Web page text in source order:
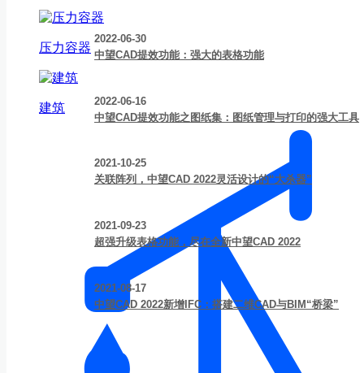
压力容器
建筑
2022-06-30
中望CAD提效功能：强大的表格功能
2022-06-16
中望CAD提效功能之图纸集：图纸管理与打印的强大工具
2021-10-25
关联阵列，中望CAD 2022灵活设计的“大杀器”
2021-09-23
超强升级表格功能，尽在全新中望CAD 2022
2021-08-17
中望CAD 2022新增IFC：搭建二维CAD与BIM“桥梁”